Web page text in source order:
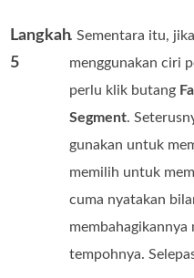
Langkah
5
. Sementara itu,
menggunakan ciri
perlu klik butang
Segment.
gunakan untuk
memilih untuk
cuma nyatakan
membahagikannya
tempohnya.